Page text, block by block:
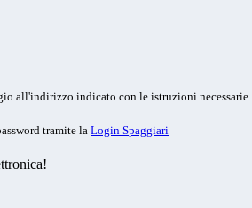
all'indirizzo indicato con le istruzioni necessarie.
tramite la Login Spaggiari